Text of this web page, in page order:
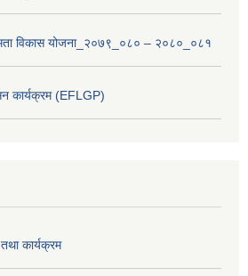
विकास योजना_२०७९_०८० – २०८०_०८१
कार्यक्रम (EFLGP)
कार्यक्रम